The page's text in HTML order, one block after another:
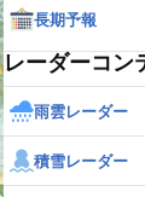
長期予報
レーダーコン
雨雲レーダー
積雪レーダー